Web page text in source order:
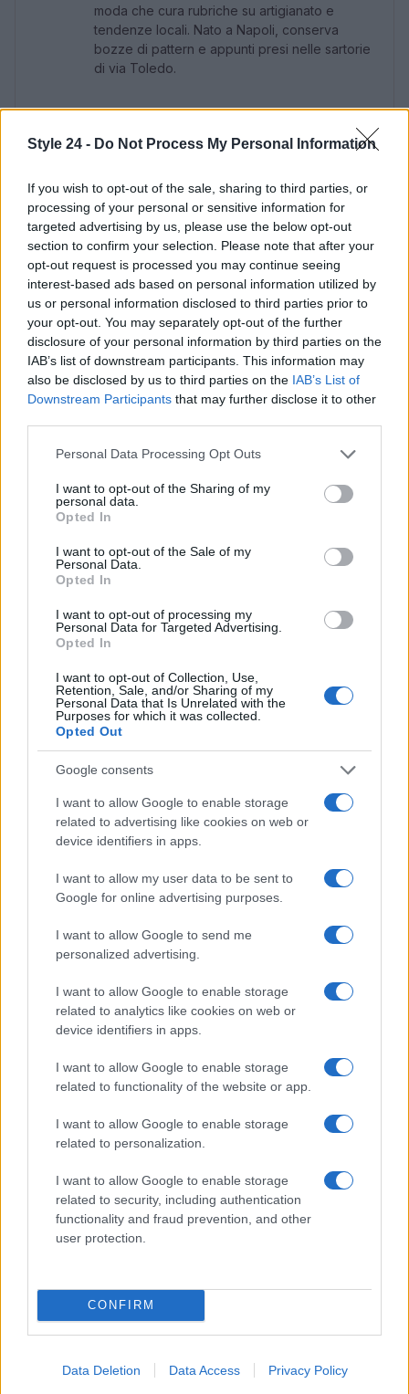
Style 24 - Do Not Process My Personal Information
If you wish to opt-out of the sale, sharing to third parties, or
processing of your personal or sensitive information for
targeted advertising by us, please use the below opt-out
section to confirm your selection. Please note that after your
opt-out request is processed you may continue seeing
interest-based ads based on personal information utilized by
us or personal information disclosed to third parties prior to
your opt-out. You may separately opt-out of the further
disclosure of your personal information by third parties on the
IAB’s list of downstream participants. This information may
also be disclosed by us to third parties on the IAB’s List of
Downstream Participants that may further disclose it to other
Please note that this website/app uses one or more Google
not limited to your visit or usage behaviour. You may click to
grant or deny consent to Google and its third-party tags to
use your data for below specified purposes in below Google
consent section.
Personal Data Processing Opt Outs
I want to opt-out of the Sharing of my
personal data.
Opted In
I want to opt-out of the Sale of my
Personal Data.
Opted In
I want to opt-out of processing my
Personal Data for Targeted Advertising.
Opted In
I want to opt-out of Collection, Use,
Retention, Sale, and/or Sharing of my
Personal Data that Is Unrelated with the
Purposes for which it was collected.
Opted Out
Google consents
I want to allow Google to enable storage
related to advertising like cookies on web or
device identifiers in apps.
I want to allow my user data to be sent to
Google for online advertising purposes.
I want to allow Google to send me
personalized advertising.
I want to allow Google to enable storage
related to analytics like cookies on web or
device identifiers in apps.
I want to allow Google to enable storage
related to functionality of the website or app.
I want to allow Google to enable storage
related to personalization.
I want to allow Google to enable storage
related to security, including authentication
functionality and fraud prevention, and other
user protection.
CONFIRM
Data Deletion Data Access Privacy Policy
moda che cura rubriche su artigianato e
tendenze locali. Nato a Napoli, conserva
bozze di pattern e appunti presi nelle sartorie
di via Toledo.
BENESSERE
Guida sensoriale: note aromatiche per focalizzazione,
Camilla Fiore · 7 Ago 2026
Mind-cooling in città: routine elegante da 10 minuti per
mente fresca senza rovinare il make-up
Beatrice Bonaventura · 7 Ago 2026